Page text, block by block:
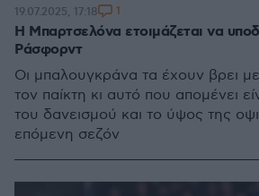
Η Μπαρτσελόνα ετοιμάζεται να
Ράσφορντ
Οι μπαλουγκράνα τα έχουν βρει με
τον παίκτη κι αυτό που απομένει
του δανεισμού και το ύψος της
επόμενη σεζόν
19.07.2025, 17:18 1